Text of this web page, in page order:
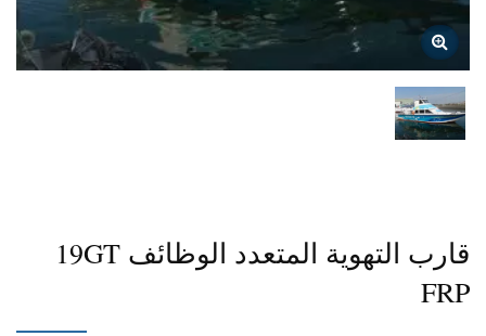
قارب التهوية المتعدد الوظائف 19GT
FRP